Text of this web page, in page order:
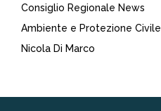
Consiglio Regionale News
Ambiente e Protezione Civile
Nicola Di Marco